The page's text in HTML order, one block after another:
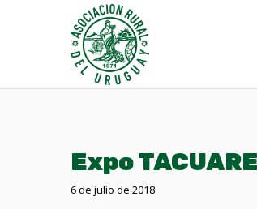
Expo
6 de julio de 2018